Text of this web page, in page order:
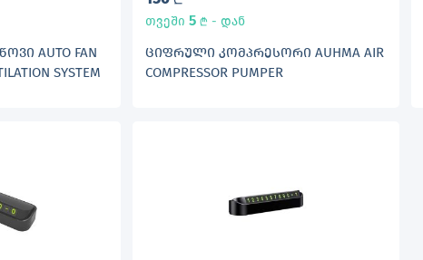
AUTO FAN
SYSTEM
თვეში 5 L - დან
ᲪᲘᲤᲠᲣᲚᲘ ᲙᲝᲛᲞᲠᲔᲡᲝᲠᲘ AUHMA AIR
COMPRESSOR PUMPER